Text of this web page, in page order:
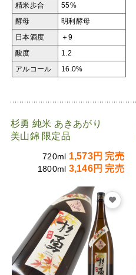
精米歩合 55%
酵母 明利酵母
日本酒度 ＋9
酸度 1.2
アルコール 16.0%
杉勇 純米 あきあがり
美山錦 限定品
720ml 1,573円 完売
1800ml 3,146円 完売